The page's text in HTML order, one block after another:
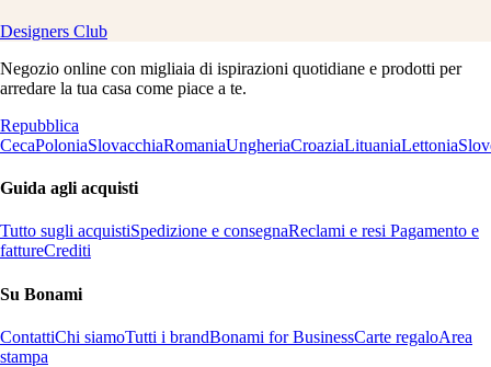
Designers Club
Negozio online con migliaia di ispirazioni quotidiane e prodotti per
arredare la tua casa come piace a te.
Repubblica
CecaPoloniaSlovacchiaRomaniaUngheriaCroaziaLituaniaLettonia
Guida agli acquisti
Tutto sugli acquistiSpedizione e consegnaReclami e resi Pagamento e
fattureCrediti
Su Bonami
ContattiChi siamoTutti i brandBonami for BusinessCarte regaloArea
stampa